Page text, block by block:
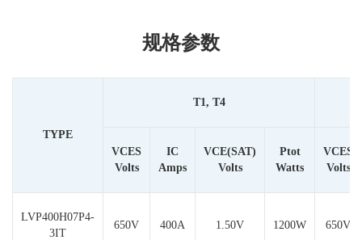
规格参数
TYPE
T1, T4
VCES
Volts
IC
Amps
VCE(SAT)
Volts
Ptot
Watts
VCES
Volts
LVP400H07P4-
3IT
650V 400A 1.50V 1200W 650V